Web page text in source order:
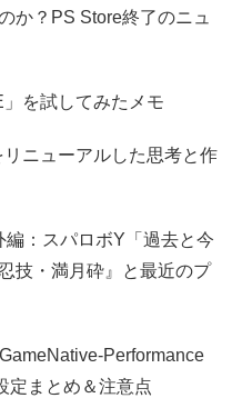
か？PS Store終了のニュ
を試してみたメモ
ニューアルした思考と作
：スパロボY「過去と今
技・満月砕』と最近のプ
Performance
定まとめ＆注意点